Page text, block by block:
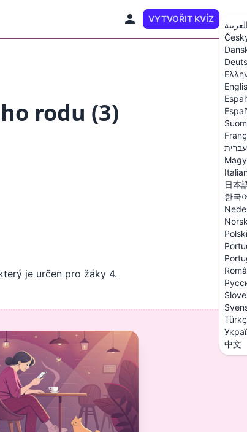
VYTVOŘIT KVÍZ
עברית
日本
한국
Polski
中文
rodu (3)
je určen pro žáky 4.